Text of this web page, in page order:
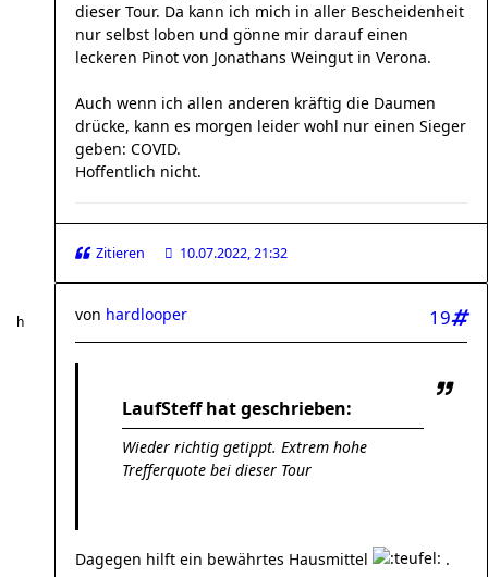
dieser Tour. Da kann ich mich in aller Bescheidenheit
nur selbst loben und gönne mir darauf einen
leckeren Pinot von Jonathans Weingut in Verona.
Auch wenn ich allen anderen kräftig die Daumen
drücke, kann es morgen leider wohl nur einen Sieger
geben: COVID.
Hoffentlich nicht.
Zitieren 10.07.2022, 21:32
19
von hardlooper
LaufSteff hat geschrieben:
Wieder richtig getippt. Extrem hohe
Trefferquote bei dieser Tour
Dagegen hilft ein bewährtes Hausmittel .